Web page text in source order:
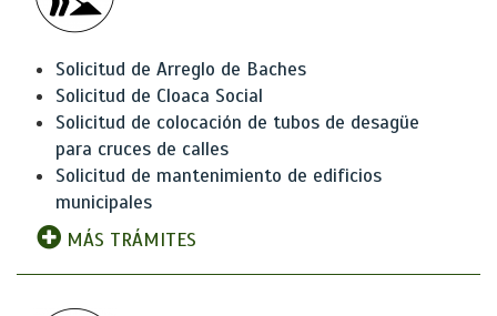
Solicitud de Arreglo de Baches
Solicitud de Cloaca Social
Solicitud de colocación de tubos de desagüe
para cruces de calles
Solicitud de mantenimiento de edificios
municipales
MÁS TRÁMITES